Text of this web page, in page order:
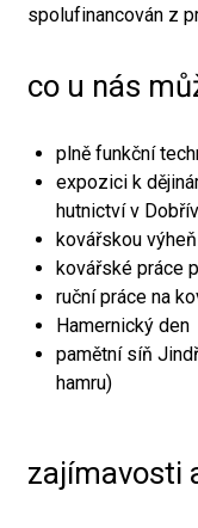
spolufinancován z
co u nás
plně funkční
expozici k
hutnictví v
kovářskou
kovářské práce
ruční práce na
Hamernický den
pamětní síň
hamru)
zajímavosti